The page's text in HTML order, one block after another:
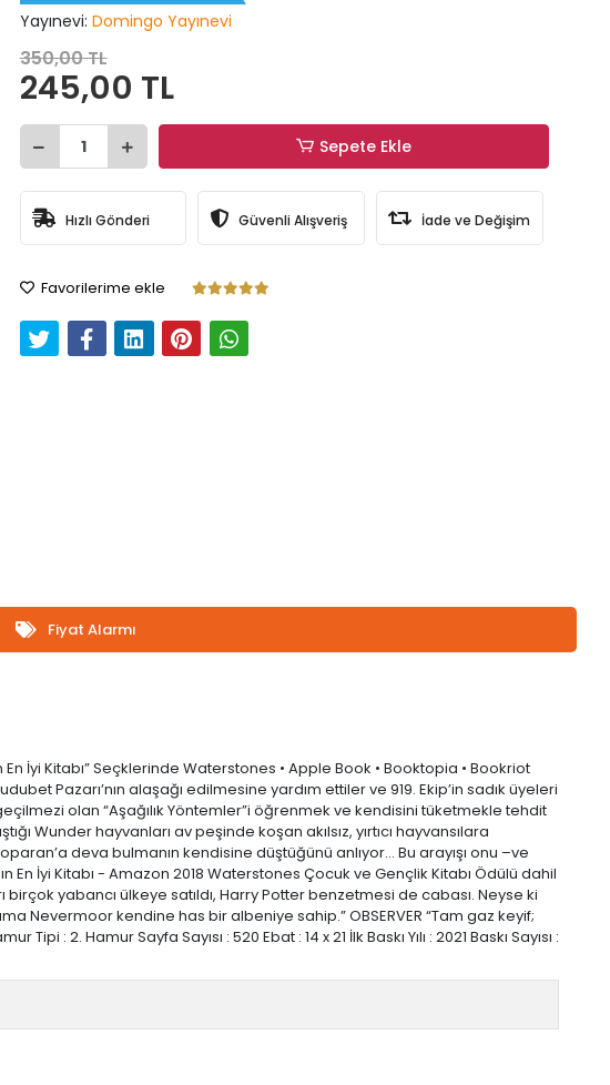
Yayınevi: Domingo Yayınevi
350,00 TL
245,00 TL
Sepete Ekle
Hızlı Gönderi Güvenli Alışveriş İade ve Değişim
Favorilerime ekle
Fiyat Alarmı
İyi Kitabı” Seçklerinde Waterstones • Apple Book • Booktopia • Bookriot
Pazarı’nın alaşağı edilmesine yardım ettiler ve 919. Ekip’in sadık üyeleri
olan “Aşağılık Yöntemler”i öğrenmek ve kendisini tüketmekle tehdit
Wunder hayvanları av peşinde koşan akılsız, yırtıcı hayvansılara
deva bulmanın kendisine düştüğünü anlıyor… Bu arayışı onu –ve
İyi Kitabı - Amazon 2018 Waterstones Çocuk ve Gençlik Kitabı Ödülü dahil
birçok yabancı ülkeye satıldı, Harry Potter benzetmesi de cabası. Neyse ki
Nevermoor kendine has bir albeniye sahip.” OBSERVER “Tam gaz keyif;
: 2. Hamur Sayfa Sayısı : 520 Ebat : 14 x 21 İlk Baskı Yılı : 2021 Baskı Sayısı :